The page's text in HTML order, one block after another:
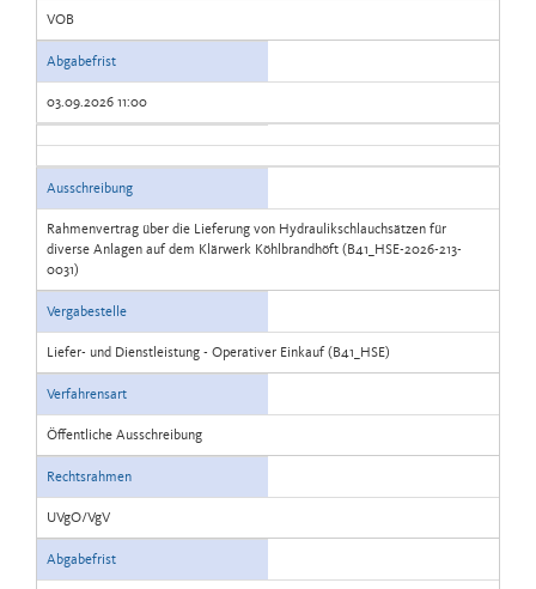
VOB
Abgabefrist
03.09.2026 11:00
Ausschreibung
Rahmenvertrag über die Lieferung von Hydraulikschlauchsätzen für
diverse Anlagen auf dem Klärwerk Köhlbrandhöft (B41_HSE-2026-213-
0031)
Vergabestelle
Liefer- und Dienstleistung - Operativer Einkauf (B41_HSE)
Verfahrensart
Öffentliche Ausschreibung
Rechtsrahmen
UVgO/VgV
Abgabefrist